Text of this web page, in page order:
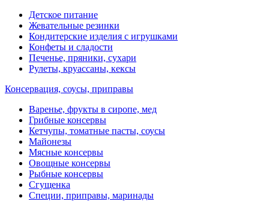
Детское питание
Жевательные резинки
Кондитерские изделия с игрушками
Конфеты и сладости
Печенье, пряники, сухари
Рулеты, круассаны, кексы
Консервация, соусы, приправы
Варенье, фрукты в сиропе, мед
Грибные консервы
Кетчупы, томатные пасты, соусы
Майонезы
Мясные консервы
Овощные консервы
Рыбные консервы
Сгущенка
Специи, приправы, маринады